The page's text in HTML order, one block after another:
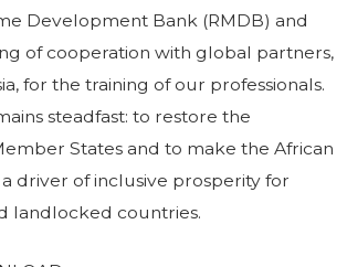
Development Bank (RMDB) and
of cooperation with global partners,
for the training of our professionals.
steadfast: to restore the
States and to make the African
driver of inclusive prosperity for
landlocked countries.